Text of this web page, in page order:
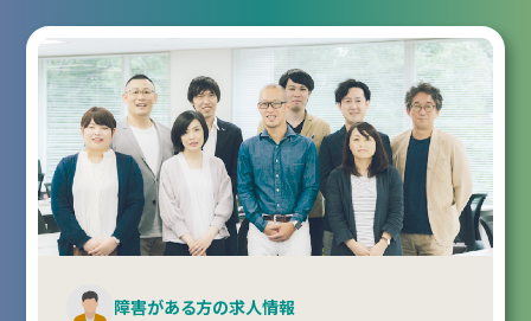
障害がある方の求人情報